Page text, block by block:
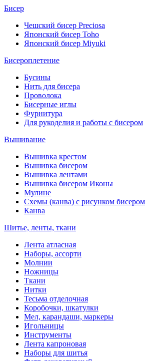
Бисер
Чешский бисер Preciosa
Японский бисер Toho
Японский бисер Miyuki
Бисероплетение
Бусины
Нить для бисера
Проволока
Бисерные иглы
Фурнитура
Для рукоделия и работы с бисером
Вышивание
Вышивка крестом
Вышивка бисером
Вышивка лентами
Вышивка бисером Иконы
Мулине
Схемы (канва) с рисунком бисером
Канва
Шитье, ленты, ткани
Лента атласная
Наборы, ассорти
Молнии
Ножницы
Ткани
Нитки
Тесьма отделочная
Коробочки, шкатулки
Мел, карандаши, маркеры
Игольницы
Инструменты
Лента капроновая
Наборы для шитья